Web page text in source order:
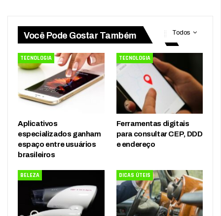
Todos
Você Pode Gostar Também
TECNOLOGIA
Aplicativos
especializados ganham
espaço entre usuários
brasileiros
TECNOLOGIA
Ferramentas digitais
para consultar CEP, DDD
e endereço
BELEZA DICAS ÚTEIS